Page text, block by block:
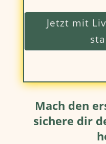
Jetzt mit
Mach den
sichere dir